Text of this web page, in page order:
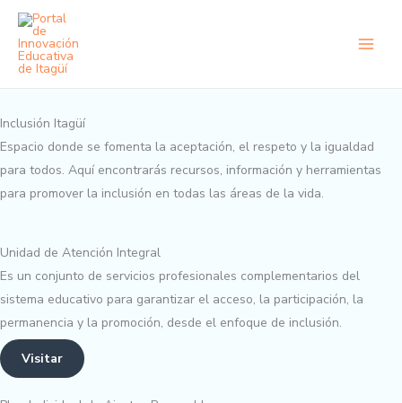
contenido
Inclusión Itagüí
Espacio donde se fomenta la aceptación, el respeto y la igualdad
para todos. Aquí encontrarás recursos, información y herramientas
para promover la inclusión en todas las áreas de la vida.
Unidad de Atención Integral
Es un conjunto de servicios profesionales complementarios del
sistema educativo para garantizar el acceso, la participación, la
permanencia y la promoción, desde el enfoque de inclusión.
Visitar